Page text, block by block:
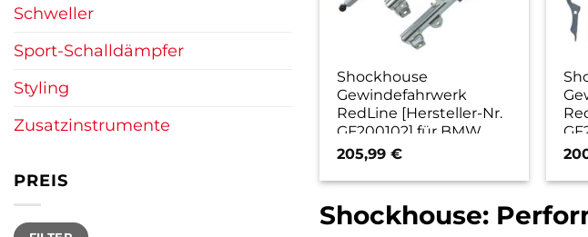
Schweller
Sport-Schalldämpfer
Styling
Zusatzinstrumente
PREIS
Min.
Max.
Shockhouse
Gewindefahrwerk
RedLine [Hersteller-Nr.
GF200102] für BMW
205,99 €
Shockhouse: